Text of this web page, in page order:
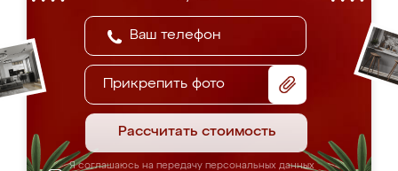
Прикрепить фото
Рассчитать стоимость
Я соглашаюсь на передачу персональных данных